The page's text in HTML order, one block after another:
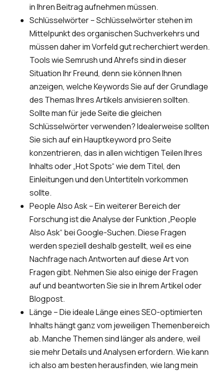
in Ihren Beitrag aufnehmen müssen.
Schlüsselwörter – Schlüsselwörter stehen im
Mittelpunkt des organischen Suchverkehrs und
müssen daher im Vorfeld gut recherchiert werden.
Tools wie Semrush und Ahrefs sind in dieser
Situation Ihr Freund, denn sie können Ihnen
anzeigen, welche Keywords Sie auf der Grundlage
des Themas Ihres Artikels anvisieren sollten.
Sollte man für jede Seite die gleichen
Schlüsselwörter verwenden? Idealerweise sollten
Sie sich auf ein Hauptkeyword pro Seite
konzentrieren, das in allen wichtigen Teilen Ihres
Inhalts oder „Hot Spots“ wie dem Titel, den
Einleitungen und den Untertiteln vorkommen
sollte.
People Also Ask – Ein weiterer Bereich der
Forschung ist die Analyse der Funktion „People
Also Ask“ bei Google-Suchen. Diese Fragen
werden speziell deshalb gestellt, weil es eine
Nachfrage nach Antworten auf diese Art von
Fragen gibt. Nehmen Sie also einige der Fragen
auf und beantworten Sie sie in Ihrem Artikel oder
Blogpost.
Länge – Die ideale Länge eines SEO-optimierten
Inhalts hängt ganz vom jeweiligen Themenbereich
ab. Manche Themen sind länger als andere, weil
sie mehr Details und Analysen erfordern. Wie kann
ich also am besten herausfinden, wie lang mein